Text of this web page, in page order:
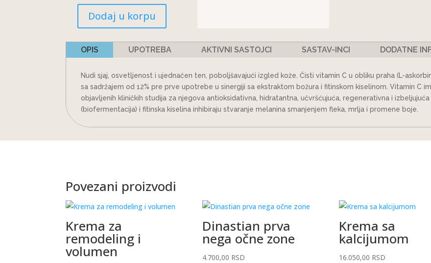
12%
KOLIČINA
Dodaj u korpu
OPIS UPOTREBA AKTIVNI SASTOJCI SASTAV-INCI DODATNE
Nudi sjaj, osvetljenost i ujednačen ten, poboljšavajući izgled kože. Čisti vitamin C u obliku praha (L-
sa sadržajem od 12% pre prve upotrebe u sinergiji sa ekstraktom božura i fitinskom kiselinom. Vitamin C
objavljenih kliničkih studija za njegova antioksidativna, hidratantna, učvršćujuća, regenerativna i
(biofermentacija) i fitinska kiselina inhibiraju stvaranje melanina smanjenjem fleka, mrlja i promene boje.
Povezani proizvodi
Krema za
remodeling i
volumen
Dinastian prva
nega očne zone
4.700,00 RSD
Krema sa
kalcijumom
16.050,00 RSD